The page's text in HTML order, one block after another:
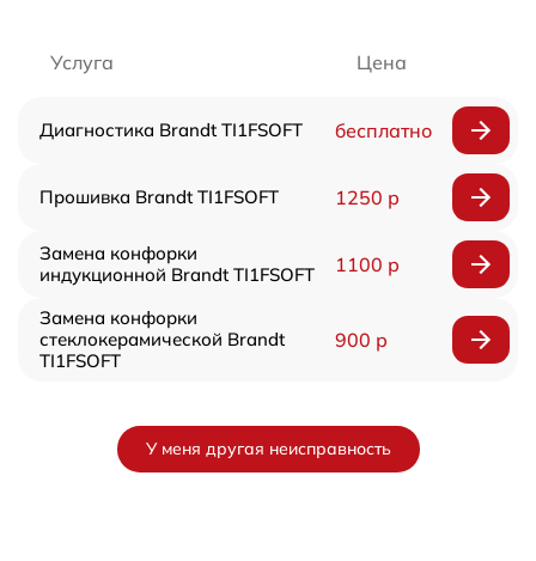
Услуга Цена
Диагностика Brandt TI1FSOFT бесплатно
Прошивка Brandt TI1FSOFT 1250 р
Замена конфорки
индукционной Brandt TI1FSOFT
1100 р
Замена конфорки
стеклокерамической Brandt
TI1FSOFT
900 р
У меня другая неисправность